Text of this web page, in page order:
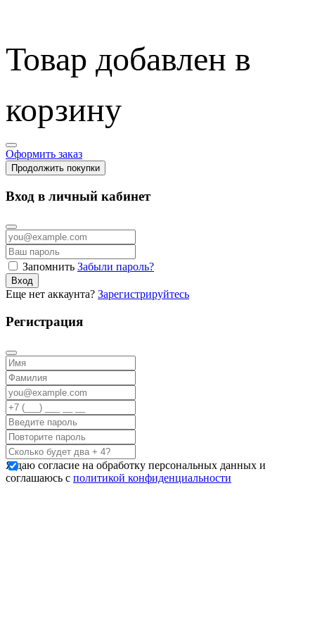
Товар добавлен в
корзину
Оформить заказ
Продолжить покупки
Вход в личный кабинет
Запомнить Забыли пароль?
Вход
Еще нет аккаунта? Зарегистрируйтесь
Регистрация
Я даю согласие на обработку персональных данных и
соглашаюсь с политикой конфиденциальности